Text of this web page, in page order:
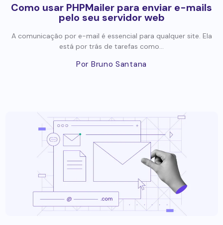
Como usar PHPMailer para enviar e-mails
pelo seu servidor web
A comunicação por e-mail é essencial para qualquer site. Ela
está por trás de tarefas como...
Por Bruno Santana